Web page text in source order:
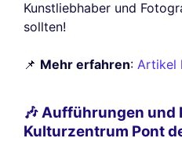
Kunstliebhaber und
sollten!
📌 Mehr erfahren: Artikel
🎶 Aufführungen und
Kulturzentrum Pont